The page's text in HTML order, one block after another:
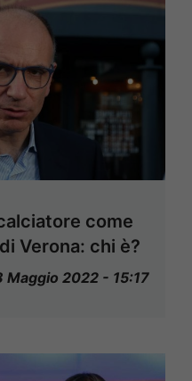
come
Verona: chi è?
Maggio 2022 - 15:17